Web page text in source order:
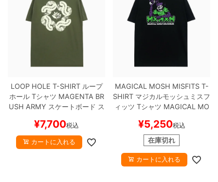
LOOP HOLE T-SHIRTループ
ホールTシャツ MAGENTA BR
USH ARMY スケートボード ス
¥7,700税込
カートに入れる
MAGICAL MOSH MISFITS T-
SHIRT マジカルモッシュミスフ
ィッツ Tシャツ MAGICAL MO
スケートボード スケボー
¥5,250税込
在庫切れ
カートに入れる